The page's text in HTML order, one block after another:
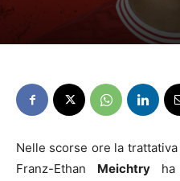
Nelle scorse ore la
Franz-Ethan Meichtry ha